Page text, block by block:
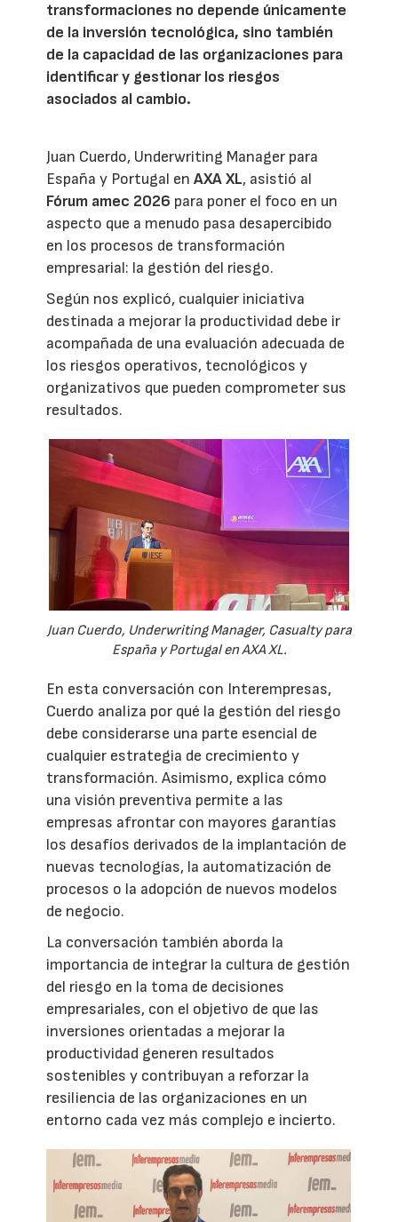
transformaciones no depende únicamente
de la inversión tecnológica, sino también
de la capacidad de las organizaciones para
identificar y gestionar los riesgos
asociados al cambio.
Juan Cuerdo, Underwriting Manager para
España y Portugal enAXA XL, asistió al
Fórum amec 2026 para poner el foco en un
aspecto que a menudo pasa desapercibido
en los procesos de transformación
empresarial: la gestión del riesgo.
Según nos explicó, cualquier iniciativa
destinada a mejorar la productividad debe ir
acompañada de una evaluación adecuada de
los riesgos operativos, tecnológicos y
organizativos que pueden comprometer sus
resultados.
Juan Cuerdo, Underwriting Manager, Casualty para
España y Portugal en AXA XL.
En esta conversación con Interempresas,
Cuerdo analiza por qué la gestión del riesgo
debe considerarse una parte esencial de
cualquier estrategia de crecimiento y
transformación. Asimismo, explica cómo
una visión preventiva permite a las
empresas afrontar con mayores garantías
los desafíos derivados de la implantación de
nuevas tecnologías, la automatización de
procesos o la adopción de nuevos modelos
de negocio.
La conversación también aborda la
importancia de integrar la cultura de gestión
del riesgo en la toma de decisiones
empresariales, con el objetivo de que las
inversiones orientadas a mejorar la
productividad generen resultados
sostenibles y contribuyan a reforzar la
resiliencia de las organizaciones en un
entorno cada vez más complejo e incierto.